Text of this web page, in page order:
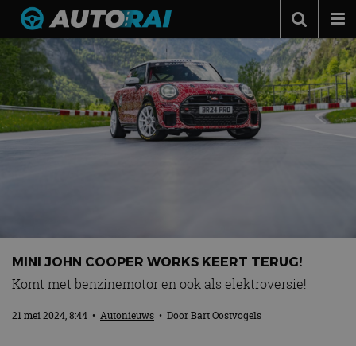
Autonieuws
Podcast
Autotests
Automerken
MotorRAI.nl
MINI JOHN COOPER WORKS KEERT TERUG!
Komt met benzinemotor en ook als elektroversie!
21 mei 2024, 8:44 • Autonieuws • DoorBart Oostvogels